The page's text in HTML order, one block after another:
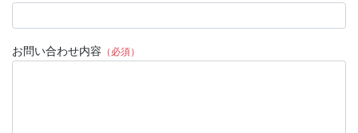
お問い合わせ内容 （必須）